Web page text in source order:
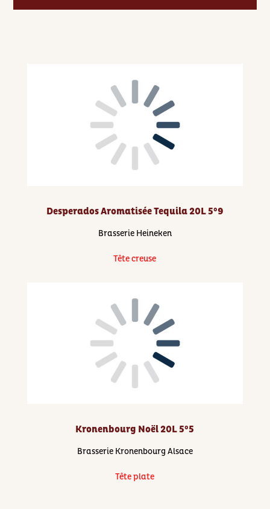
Desperados Aromatisée Tequila 20L 5°9
Brasserie Heineken
Tête creuse
Kronenbourg Noël 20L 5°5
Brasserie Kronenbourg Alsace
Tête plate